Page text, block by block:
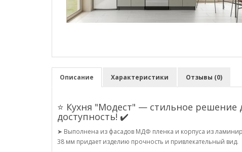
Описание Характеристики Отзывы (0)
⭐ Кухня "Модест" — стильное
доступность! ✔️
➤ Выполнена из фасадов МДФ пленка и корпуса из
38 мм придает изделию прочность и привлекательный вид.